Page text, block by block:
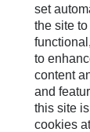
MWM
Perkins
Progress
SEM
Solar
set
the site
to
content
and
this site
cookies